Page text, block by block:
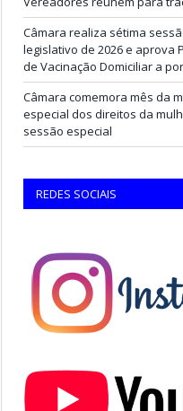
Câmara realiza sétima
legislativo de 2026 e aprova
de Vacinação Domiciliar a
Câmara comemora mês da
especial dos direitos da
sessão especial
REDES SOCIAIS